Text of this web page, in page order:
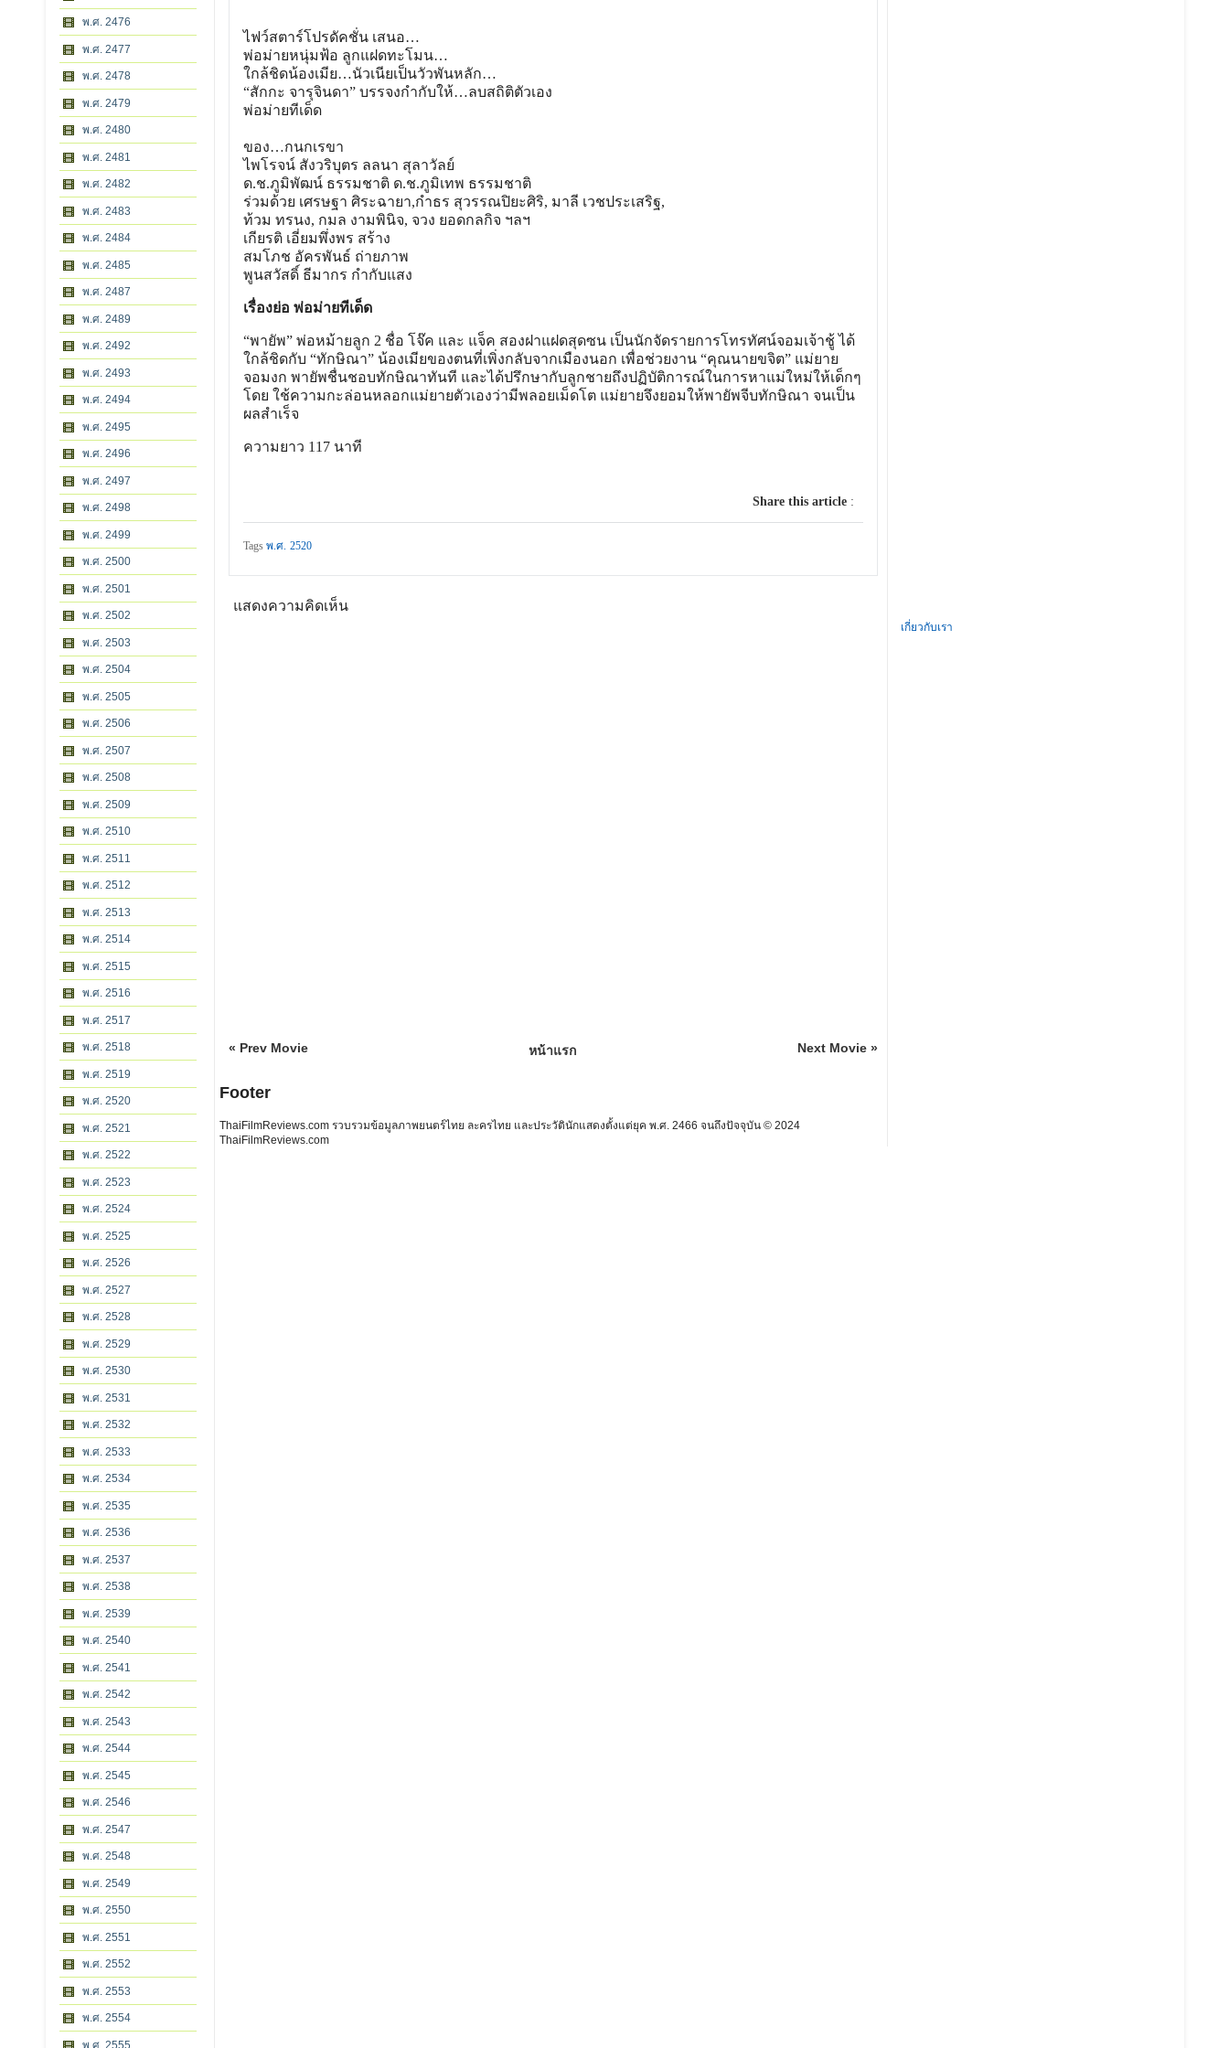
พ.ศ. 2476
พ.ศ. 2477
พ.ศ. 2478
พ.ศ. 2479
พ.ศ. 2480
พ.ศ. 2481
พ.ศ. 2482
พ.ศ. 2483
พ.ศ. 2484
พ.ศ. 2485
พ.ศ. 2487
พ.ศ. 2489
พ.ศ. 2492
พ.ศ. 2493
พ.ศ. 2494
พ.ศ. 2495
พ.ศ. 2496
พ.ศ. 2497
พ.ศ. 2498
พ.ศ. 2499
พ.ศ. 2500
พ.ศ. 2501
พ.ศ. 2502
พ.ศ. 2503
พ.ศ. 2504
พ.ศ. 2505
พ.ศ. 2506
พ.ศ. 2507
พ.ศ. 2508
พ.ศ. 2509
พ.ศ. 2510
พ.ศ. 2511
พ.ศ. 2512
พ.ศ. 2513
พ.ศ. 2514
พ.ศ. 2515
พ.ศ. 2516
พ.ศ. 2517
พ.ศ. 2518
พ.ศ. 2519
พ.ศ. 2520
พ.ศ. 2521
พ.ศ. 2522
พ.ศ. 2523
พ.ศ. 2524
พ.ศ. 2525
พ.ศ. 2526
พ.ศ. 2527
พ.ศ. 2528
พ.ศ. 2529
พ.ศ. 2530
พ.ศ. 2531
พ.ศ. 2532
พ.ศ. 2533
พ.ศ. 2534
พ.ศ. 2535
พ.ศ. 2536
พ.ศ. 2537
พ.ศ. 2538
พ.ศ. 2539
พ.ศ. 2540
พ.ศ. 2541
พ.ศ. 2542
พ.ศ. 2543
พ.ศ. 2544
พ.ศ. 2545
พ.ศ. 2546
พ.ศ. 2547
พ.ศ. 2548
พ.ศ. 2549
พ.ศ. 2550
พ.ศ. 2551
พ.ศ. 2552
พ.ศ. 2553
พ.ศ. 2554
พ.ศ. 2555
ไฟว์สตาร์โปรดัคชั่น เสนอ…
พ่อม่ายหนุ่มฟ้อ ลูกแฝดทะโมน…
ใกล้ชิดน้องเมีย…นัวเนียเป็นวัวพันหลัก…
“สักกะ จารุจินดา” บรรจงกำกับให้…ลบสถิติตัวเอง
พ่อม่ายทีเด็ด
ของ…กนกเรขา
ไพโรจน์ สังวริบุตร ลลนา สุลาวัลย์
ด.ช.ภูมิพัฒน์ ธรรมชาติ ด.ช.ภูมิเทพ ธรรมชาติ
ร่วมด้วย เศรษฐา ศิระฉายา,กำธร สุวรรณปิยะศิริ, มาลี เวชประเสริฐ,
ท้วม ทรนง, กมล งามพินิจ, จวง ยอดกลกิจ ฯลฯ
เกียรติ เอี่ยมพึ่งพร สร้าง
สมโภช อัครพันธ์ ถ่ายภาพ
พูนสวัสดิ์ ธีมากร กำกับแสง
เรื่องย่อ พ่อม่ายทีเด็ด
“พายัพ” พ่อหม้ายลูก 2 ชื่อ โจ๊ค และ แจ็ค สองฝาแฝดสุดซน เป็นนักจัดรายการโทรทัศน์จอมเจ้าชู้ ได้
ใกล้ชิดกับ “ทักษิณา” น้องเมียของตนที่เพิ่งกลับจากเมืองนอก เพื่อช่วยงาน “คุณนายขจิต” แม่ยาย
จอมงก พายัพชื่นชอบทักษิณาทันที และได้ปรึกษากับลูกชายถึงปฏิบัติการณ์ในการหาแม่ใหม่ให้เด็กๆ
โดย ใช้ความกะล่อนหลอกแม่ยายตัวเองว่ามีพลอยเม็ดโต แม่ยายจึงยอมให้พายัพจีบทักษิณา จนเป็น
ผลสำเร็จ
ความยาว 117 นาที
Share this article:
Tagsพ.ศ. 2520
แสดงความคิดเห็น
« Prev Movie Next Movie »
หน้าแรก
Footer
ThaiFilmReviews.com รวบรวมข้อมูลภาพยนตร์ไทย ละครไทย และประวัตินักแสดงตั้งแต่ยุค พ.ศ. 2466 จนถึงปัจจุบัน © 2024
ThaiFilmReviews.com
เกี่ยวกับเรา